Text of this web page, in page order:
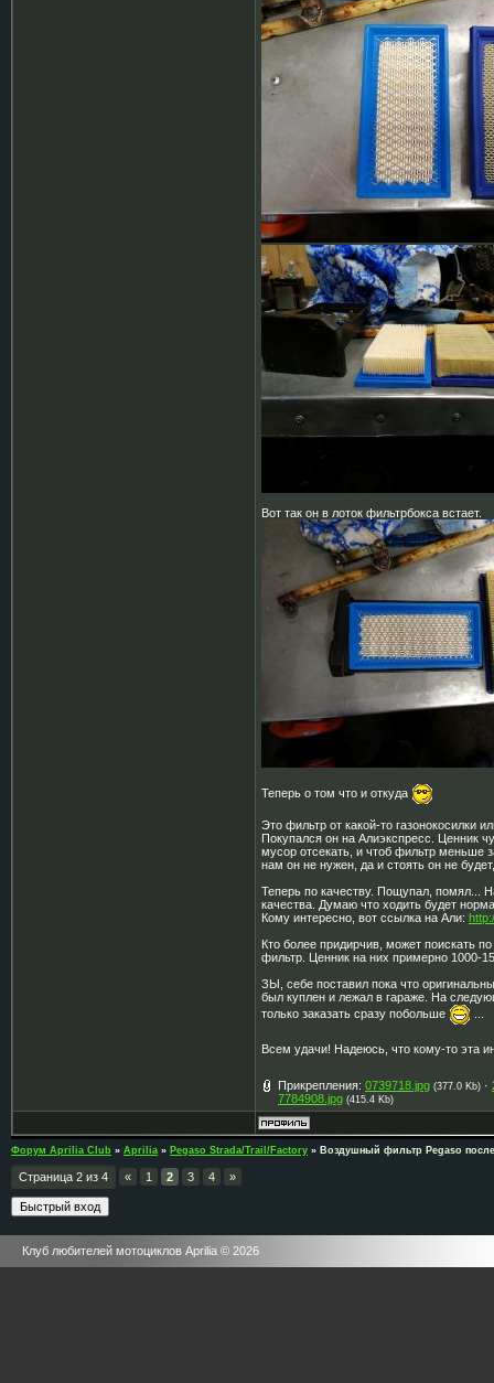
Вот так он в лоток фильтрбокса встает.
Теперь о том что и откуда
Это фильтр от какой-то газонокосилки
Покупался он на Алиэкспресс. Ценник
мусор отсекать, и чтоб фильтр меньше
нам он не нужен, да и стоять он не
Теперь по качеству. Пощупал, помял...
качества. Думаю что ходить будет
Кому интересно, вот ссылка на Али:
Кто более придирчив, может поискать
фильтр. Ценник на них примерно 1000-
ЗЫ, себе поставил пока что
был куплен и лежал в гараже. На
только заказать сразу побольше
Всем удачи! Надеюсь, что кому-то эта
Прикрепления: 0739718.jpg (377.0 Kb) ·
7784908.jpg (415.4 Kb)
Форум Aprilia Club » Aprilia » Pegaso Strada/Trail/Factory » Воздушный фильтр Pegaso после
Страница 2 из 4 « 1 2 3 4 »
Клуб любителей мотоциклов Aprilia © 2026